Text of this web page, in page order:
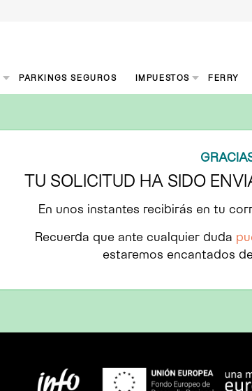
PARKINGS SEGUROS IMPUESTOS FERRY
TU SOLICITUD HA SIDO
En unos instantes recibirás en tu
Recuerda que ante cualquier duda
estaremos encantados